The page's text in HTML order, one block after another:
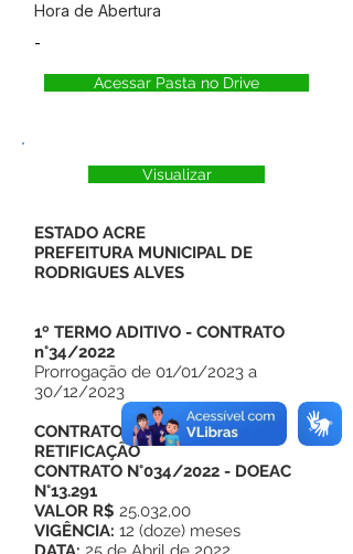
Hora de Abertura
-
Acessar Pasta no Drive
Visualizar
ESTADO ACRE
PREFEITURA MUNICIPAL DE
RODRIGUES ALVES
1º TERMO ADITIVO - CONTRATO
n°34/2022
Prorrogação de 01/01/2023 a
30/12/2023
CONTRATO N°034/2022-
RETIFICAÇÃO
CONTRATO N°034/2022 - DOEAC
N°13.291
VALOR R$ 25.032,00
VIGÊNCIA: 12 (doze) meses